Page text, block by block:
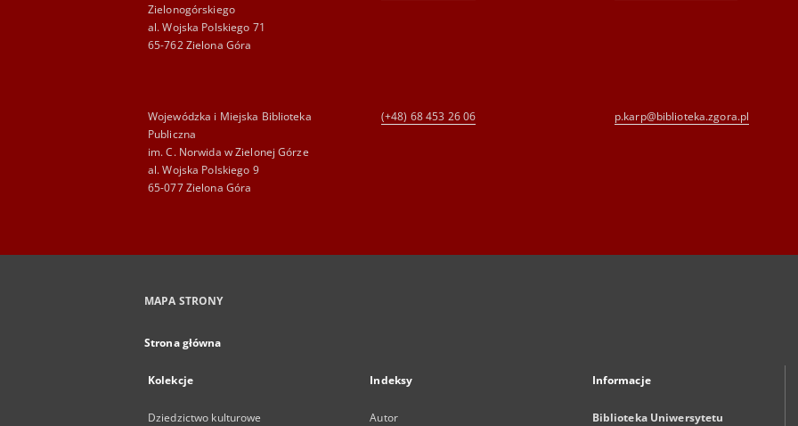
Zielonogórskiego
al. Wojska Polskiego 71
65-762 Zielona Góra
Wojewódzka i Miejska Biblioteka
Publiczna
im. C. Norwida w Zielonej Górze
al. Wojska Polskiego 9
65-077 Zielona Góra
(+48) 68 453 26 06 p.karp@biblioteka.zgora.pl
MAPA STRONY
Strona główna
Kolekcje
Dziedzictwo kulturowe
Indeksy
Autor
Informacje
Biblioteka Uniwersytetu